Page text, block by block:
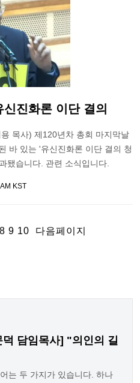
진화론 이단 결의
목사) 제120년차 총회 마지막날
바 있는 '유신진화론 이단 결의 청
됐습니다. 관련 소식입니다.
KST
8 9 10 다음페이지
담임목사] "의인의 길
는 두 가지가 있습니다. 하나